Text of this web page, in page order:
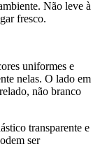
Não leve à
fresco.
uniformes e
nelas. O lado em
não branco
transparente e
ser